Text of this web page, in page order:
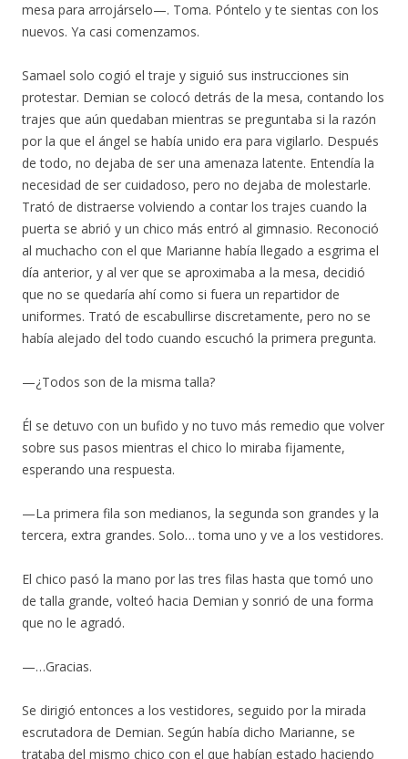
mesa para arrojárselo—. Toma. Póntelo y te sientas con los
nuevos. Ya casi comenzamos.
Samael solo cogió el traje y siguió sus instrucciones sin
protestar. Demian se colocó detrás de la mesa, contando los
trajes que aún quedaban mientras se preguntaba si la razón
por la que el ángel se había unido era para vigilarlo. Después
de todo, no dejaba de ser una amenaza latente. Entendía la
necesidad de ser cuidadoso, pero no dejaba de molestarle.
Trató de distraerse volviendo a contar los trajes cuando la
puerta se abrió y un chico más entró al gimnasio. Reconoció
al muchacho con el que Marianne había llegado a esgrima el
día anterior, y al ver que se aproximaba a la mesa, decidió
que no se quedaría ahí como si fuera un repartidor de
uniformes. Trató de escabullirse discretamente, pero no se
había alejado del todo cuando escuchó la primera pregunta.
—¿Todos son de la misma talla?
Él se detuvo con un bufido y no tuvo más remedio que volver
sobre sus pasos mientras el chico lo miraba fijamente,
esperando una respuesta.
—La primera fila son medianos, la segunda son grandes y la
tercera, extra grandes. Solo… toma uno y ve a los vestidores.
El chico pasó la mano por las tres filas hasta que tomó uno
de talla grande, volteó hacia Demian y sonrió de una forma
que no le agradó.
—…Gracias.
Se dirigió entonces a los vestidores, seguido por la mirada
escrutadora de Demian. Según había dicho Marianne, se
trataba del mismo chico con el que habían estado haciendo